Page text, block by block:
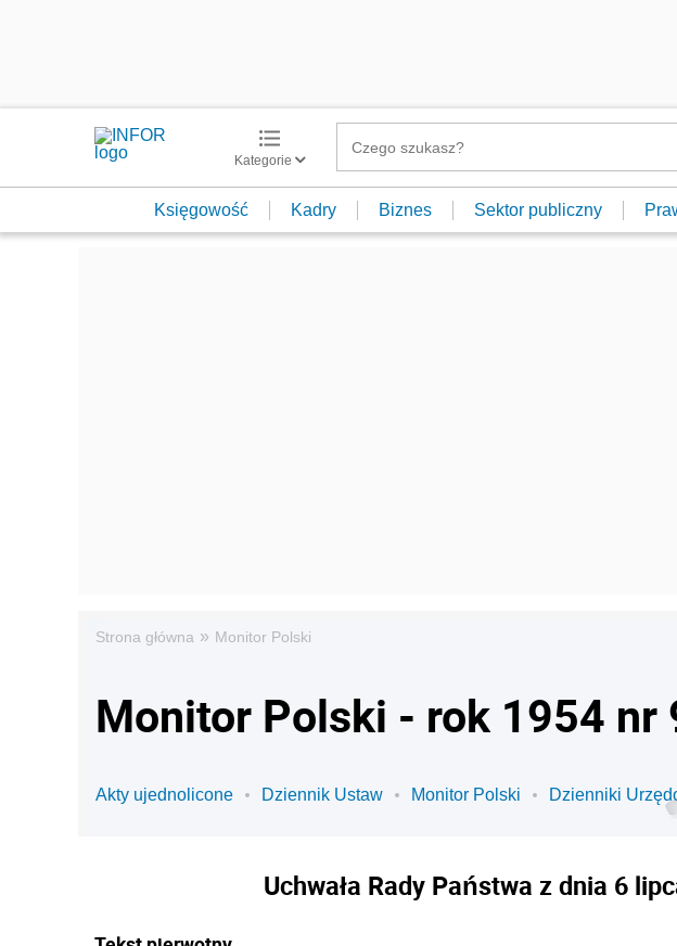
Kategorie
Księgowość Kadry Biznes Sektor publiczny
Strona główna » Monitor Polski
Monitor Polski - rok 1954 nr
Akty ujednolicone Dziennik Ustaw Monitor Polski Dzienniki
Uchwała Rady Państwa z dnia 6